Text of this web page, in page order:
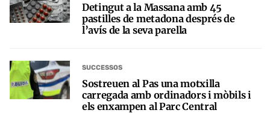
Detingut a la Massana amb 45
pastilles de metadona després de
l’avís de la seva parella
SUCCESSOS
Sostreuen al Pas una motxilla
carregada amb ordinadors i mòbils i
els enxampen al Parc Central